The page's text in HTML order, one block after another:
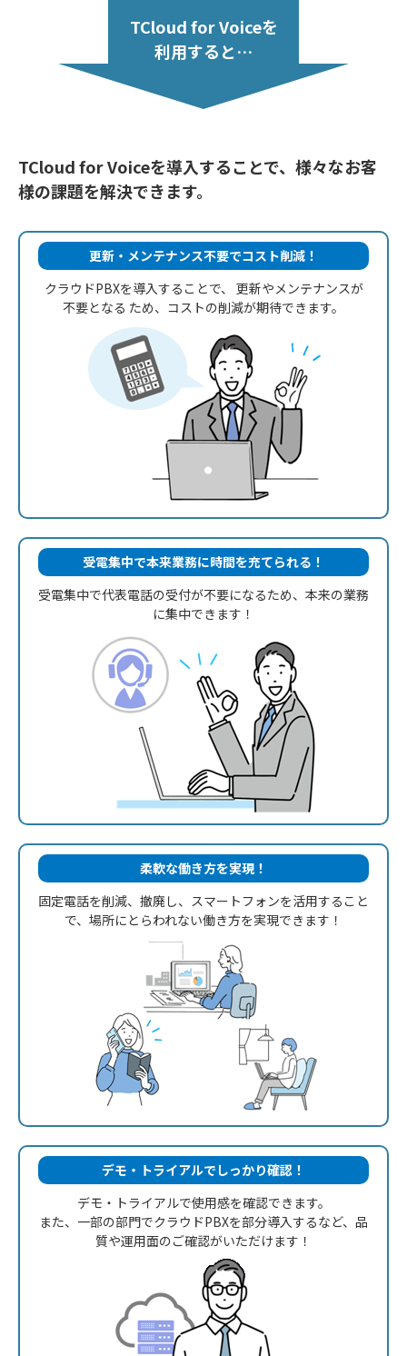
TCloud for Voiceを
利用すると…
TCloud for Voiceを導入することで、様々なお客
様の課題を解決できます。
更新・メンテナンス不要でコスト削減！
クラウドPBXを導入することで、 更新やメンテナンスが
不要となる ため、コストの削減が期待できます。
受電集中で本来業務に時間を充てられる！
受電集中で代表電話の受付が不要になるため、本来の業務
に集中できます！
柔軟な働き方を実現！
固定電話を削減、撤廃し、スマートフォンを活用すること
で、場所にとらわれない働き方を実現できます！
デモ・トライアルでしっかり確認！
デモ・トライアルで使用感を確認できます。
また、一部の部門でクラウドPBXを部分導入するなど、品
質や運用面のご確認がいただけます！